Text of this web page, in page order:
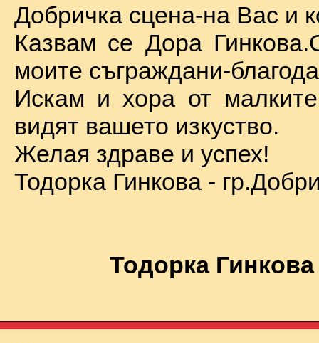
Добричка сцена-на Вас и
Казвам се Дора
моите съграждани-
Искам и хора от
видят вашето изкуство.
Желая здраве и успех!
Тодорка Гинкова -
Тодорка